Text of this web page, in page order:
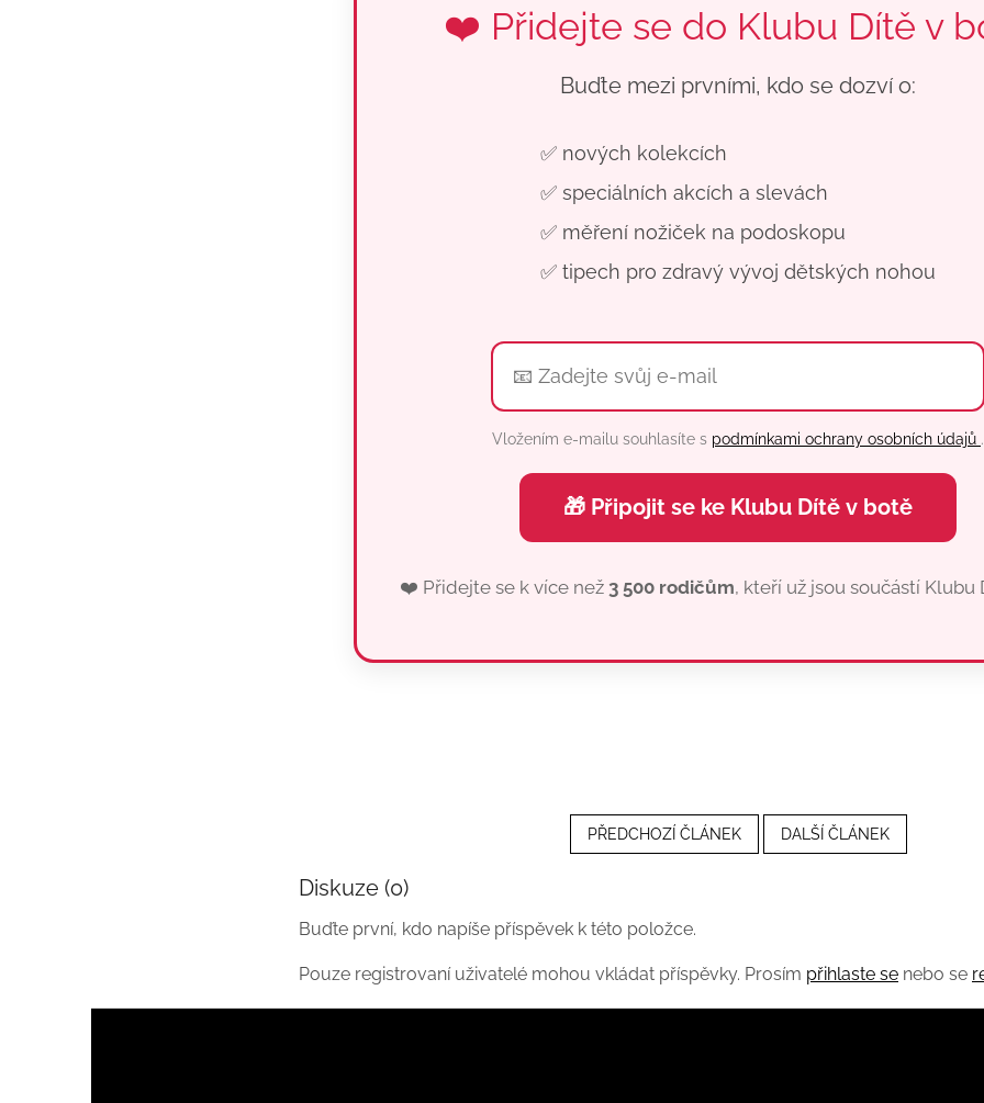
❤️ Přidejte se do Klubu Dítě v
Buďte mezi prvními, kdo se dozví o:
✅ nových kolekcích
✅ speciálních akcích a slevách
✅ měření nožiček na podoskopu
✅ tipech pro zdravý vývoj dětských nohou
Vložením e-mailu souhlasíte s podmínkami ochrany osobních údajů .
🎁 Připojit se ke Klubu Dítě v botě
❤️ Přidejte se k více než 3 500 rodičům, kteří už jsou součástí Klubu
PŘEDCHOZÍ ČLÁNEK DALŠÍ ČLÁNEK
Diskuze (0)
Buďte první, kdo napíše příspěvek k této položce.
Pouze registrovaní uživatelé mohou vkládat příspěvky. Prosím přihlaste se nebo se